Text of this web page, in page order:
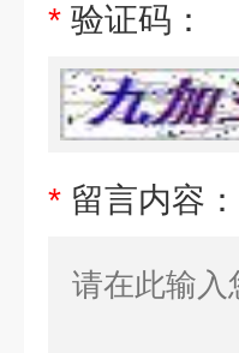
* 验证码：
* 留言内容：